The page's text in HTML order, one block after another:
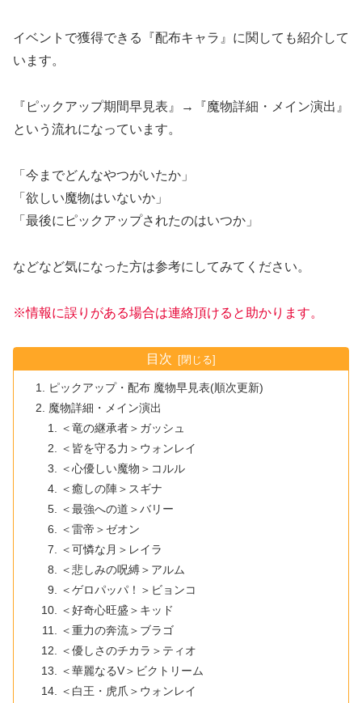
イベントで獲得できる『配布キャラ』に関しても紹介して
います。
『ピックアップ期間早見表』→『魔物詳細・メイン演出』
という流れになっています。
「今までどんなやつがいたか」
「欲しい魔物はいないか」
「最後にピックアップされたのはいつか」
などなど気になった方は参考にしてみてください。
※情報に誤りがある場合は連絡頂けると助かります。
目次
ピックアップ・配布 魔物早見表(順次更新)
魔物詳細・メイン演出
＜竜の継承者＞ガッシュ
＜皆を守る力＞ウォンレイ
＜心優しい魔物＞コルル
＜癒しの陣＞スギナ
＜最強への道＞バリー
＜雷帝＞ゼオン
＜可憐な月＞レイラ
＜悲しみの呪縛＞アルム
＜ゲロパッパ！＞ビョンコ
＜好奇心旺盛＞キッド
＜重力の奔流＞ブラゴ
＜優しさのチカラ＞ティオ
＜華麗なるV＞ビクトリーム
＜白王・虎爪＞ウォンレイ